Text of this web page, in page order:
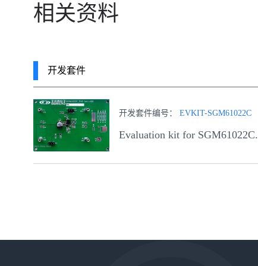
相关资料
开发套件
开发套件编号： EVKIT-SGM61022C
Evaluation kit for SGM61022C.